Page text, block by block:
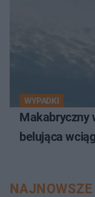
WYPADKI
Makabryczny
belująca
NAJNOWSZE